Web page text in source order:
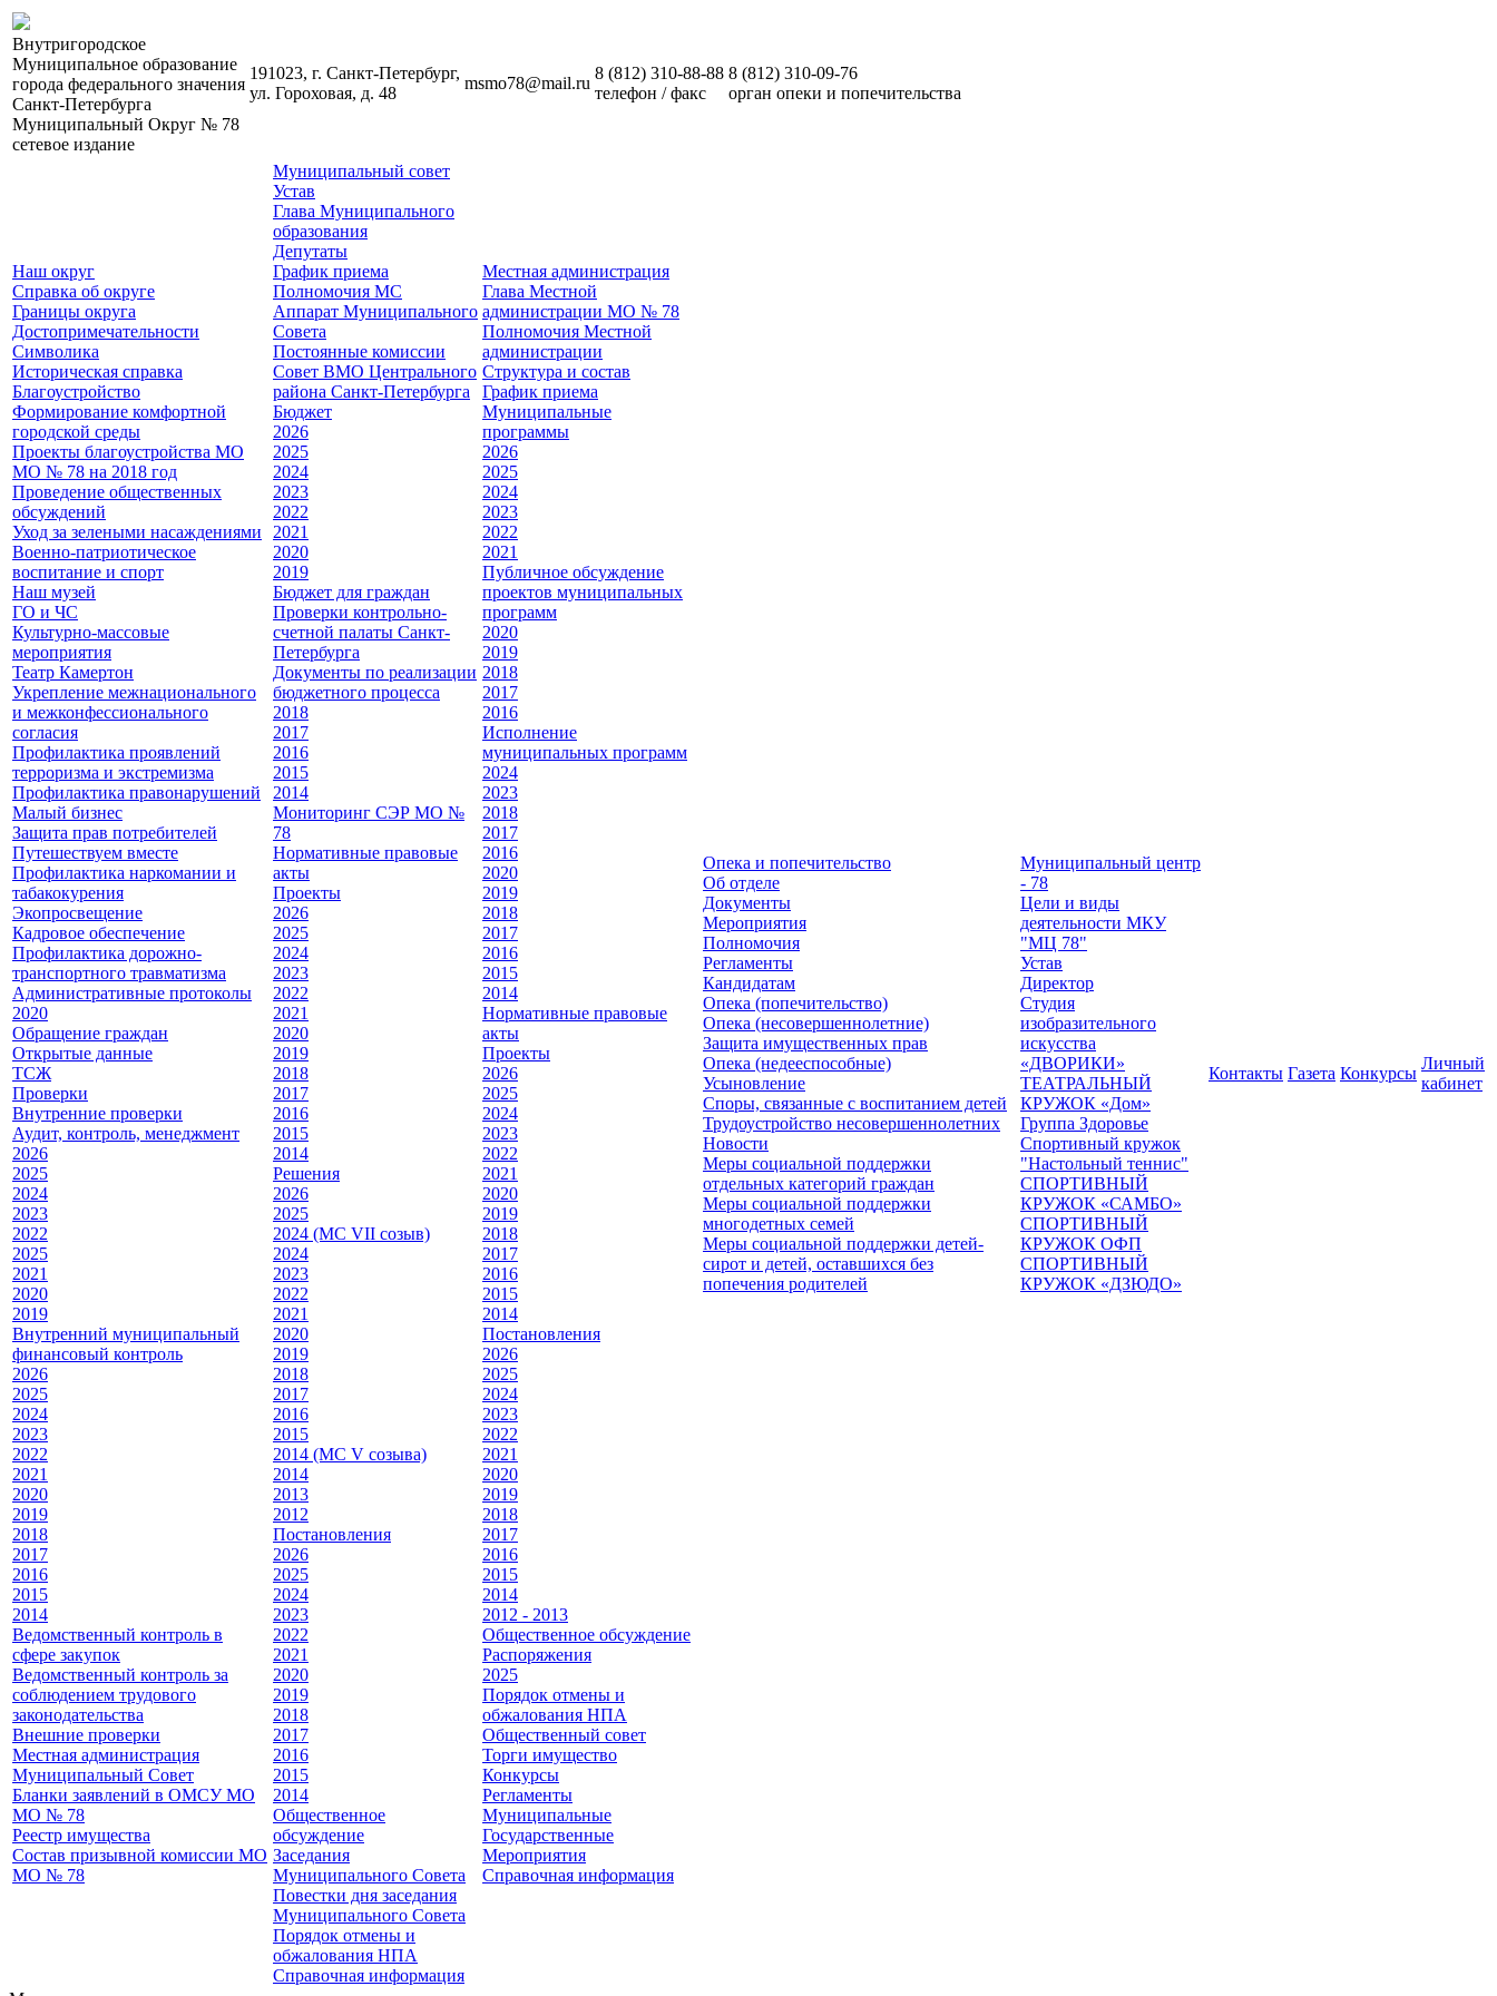
Внутригородское
Муниципальное образование
города федерального значения
Санкт-Петербурга
Муниципальный Округ № 78
сетевое издание
191023, г. Санкт-Петербург,
ул. Гороховая, д. 48
msmo78@mail.ru
8 (812) 310-88-88
телефон / факс
8 (812) 310-09-76
орган опеки и попечительства
Наш округ
Справка об округе
Границы округа
Достопримечательности
Символика
Историческая справка
Благоустройство
Формирование комфортной
городской среды
Проекты благоустройства МО
МО № 78 на 2018 год
Проведение общественных
обсуждений
Уход за зелеными насаждениями
Военно-патриотическое
воспитание и спорт
Наш музей
ГО и ЧС
Культурно-массовые
мероприятия
Театр Камертон
Укрепление межнационального
и межконфессионального
согласия
Профилактика проявлений
терроризма и экстремизма
Профилактика правонарушений
Малый бизнес
Защита прав потребителей
Путешествуем вместе
Профилактика наркомании и
табакокурения
Экопросвещение
Кадровое обеспечение
Профилактика дорожно-
транспортного травматизма
Административные протоколы
2020
Обращение граждан
Открытые данные
ТСЖ
Проверки
Внутренние проверки
Аудит, контроль, менеджмент
2026
2025
2024
2023
2022
2025
2021
2020
2019
Внутренний муниципальный
финансовый контроль
2026
2025
2024
2023
2022
2021
2020
2019
2018
2017
2016
2015
2014
Ведомственный контроль в
сфере закупок
Ведомственный контроль за
соблюдением трудового
законодательства
Внешние проверки
Местная администрация
Муниципальный Совет
Бланки заявлений в ОМСУ МО
МО № 78
Реестр имущества
Состав призывной комиссии МО
МО № 78
Муниципальный совет
Устав
Глава Муниципального
образования
Депутаты
График приема
Полномочия МС
Аппарат Муниципального
Совета
Постоянные комиссии
Совет ВМО Центрального
района Санкт-Петербурга
Бюджет
2026
2025
2024
2023
2022
2021
2020
2019
Бюджет для граждан
Проверки контрольно-
счетной палаты Санкт-
Петербурга
Документы по реализации
бюджетного процесса
2018
2017
2016
2015
2014
Мониторинг СЭР МО №
78
Нормативные правовые
акты
Проекты
2026
2025
2024
2023
2022
2021
2020
2019
2018
2017
2016
2015
2014
Решения
2026
2025
2024 (МС VII созыв)
2024
2023
2022
2021
2020
2019
2018
2017
2016
2015
2014 (МС V созыва)
2014
2013
2012
Постановления
2026
2025
2024
2023
2022
2021
2020
2019
2018
2017
2016
2015
2014
Общественное
обсуждение
Заседания
Муниципального Совета
Повестки дня заседания
Муниципального Совета
Порядок отмены и
обжалования НПА
Справочная информация
Местная администрация
Глава Местной
администрации МО № 78
Полномочия Местной
администрации
Cтруктура и состав
График приема
Муниципальные
программы
2026
2025
2024
2023
2022
2021
Публичное обсуждение
проектов муниципальных
программ
2020
2019
2018
2017
2016
Исполнение
муниципальных программ
2024
2023
2018
2017
2016
2020
2019
2018
2017
2016
2015
2014
Нормативные правовые
акты
Проекты
2026
2025
2024
2023
2022
2021
2020
2019
2018
2017
2016
2015
2014
Постановления
2026
2025
2024
2023
2022
2021
2020
2019
2018
2017
2016
2015
2014
2012 - 2013
Общественное обсуждение
Распоряжения
2025
Порядок отмены и
обжалования НПА
Общественный совет
Торги имущество
Конкурсы
Регламенты
Муниципальные
Государственные
Мероприятия
Справочная информация
Опека и попечительство
Об отделе
Документы
Мероприятия
Полномочия
Регламенты
Кандидатам
Опека (попечительство)
Опека (несовершеннолетние)
Защита имущественных прав
Опека (недееспособные)
Усыновление
Споры, связанные с воспитанием детей
Трудоустройство несовершеннолетних
Новости
Меры социальной поддержки
отдельных категорий граждан
Меры социальной поддержки
многодетных семей
Меры социальной поддержки детей-
сирот и детей, оставшихся без
попечения родителей
Муниципальный центр
- 78
Цели и виды
деятельности МКУ
"МЦ 78"
Устав
Директор
Студия
изобразительного
искусства
«ДВОРИКИ»
ТЕАТРАЛЬНЫЙ
КРУЖОК «Дом»
Группа Здоровье
Спортивный кружок
"Настольный теннис"
СПОРТИВНЫЙ
КРУЖОК «САМБО»
СПОРТИВНЫЙ
КРУЖОК ОФП
СПОРТИВНЫЙ
КРУЖОК «ДЗЮДО»
Контакты Газета Конкурсы
Личный
кабинет